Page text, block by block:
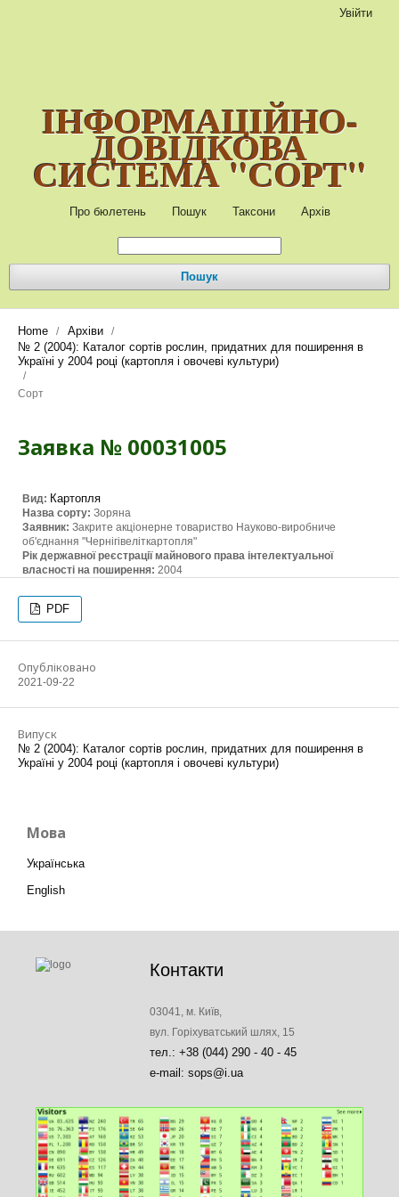
ІНФОРМАЦІЙНО-
ДОВІДКОВА
СИСТЕМА "СОРТ"
Про бюлетень Пошук Таксони Архів
Пошук
Увійти
Home / Архіви /
№ 2 (2004): Каталог сортів рослин, придатних для поширення в
Україні у 2004 році (картопля і овочеві культури)
/
Сорт
Заявка № 00031005
Вид: Картопля
Назва сорту: Зоряна
Заявник: Закрите акціонерне товариство Науково-виробниче
об'єднання "Чернігівеліткартопля"
Рік державної реєстрації майнового права інтелектуальної
власності на поширення: 2004
PDF
Опубліковано
2021-09-22
Випуск
№ 2 (2004): Каталог сортів рослин, придатних для поширення в
Україні у 2004 році (картопля і овочеві культури)
Мова
Українська
English
Контакти
03041, м. Київ,
вул. Горіхуватський шлях, 15
тел.: +38 (044) 290 - 40 - 45
e-mail: sops@i.ua